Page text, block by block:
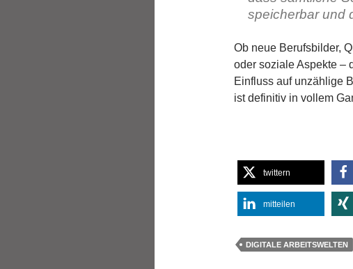
speicherbar und
Ob neue Berufsbilder,
oder soziale Aspekte –
Einfluss auf unzählige
ist definitiv in vollem
twittern
mitteilen
DIGITALE ARBEITSWELTEN